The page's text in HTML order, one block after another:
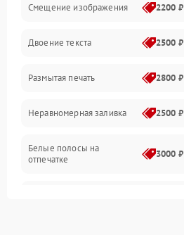
Механика и узлы
Программные сбои
Подключение и интерфейсы
Дисплей и органы управления
Изображение
Смещение изображения 2200 ₽
Двоение текста 2500 ₽
Размытая печать 2800 ₽
Неравномерная заливка 2500 ₽
Белые полосы на
отпечатке
3000 ₽